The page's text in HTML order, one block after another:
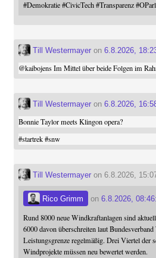
#Demokratie #CivicTech #Transparenz #OParl
Till Westermayeron 6.8.2026,
@kaibojensIm Mittel über beide Folgen im
Till Westermayeron 6.8.2026,
Bonnie Taylor meets Klingon opera?
#startrek #snw
Till Westermayeron 6.8.2026,
Rico Grimm on 6.8.2026,
Rund 8000 neue Windkraftanlagen sind
6000 davon überschreiten laut
Leistungsgrenze regelmäßig. Drei Viertel der
Windprojekte müssen neu bewertet werden.